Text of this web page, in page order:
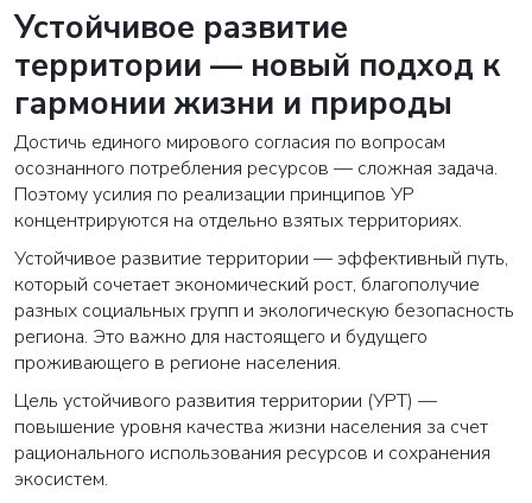
Устойчивое развитие
территории — новый подход к
гармонии жизни и природы
Достичь единого мирового согласия по вопросам
осознанного потребления ресурсов — сложная задача.
Поэтому усилия по реализации принципов УР
концентрируются на отдельно взятых территориях.
Устойчивое развитие территории — эффективный путь,
который сочетает экономический рост, благополучие
разных социальных групп и экологическую безопасность
региона. Это важно для настоящего и будущего
проживающего в регионе населения.
Цель устойчивого развития территории (УРТ) —
повышение уровня качества жизни населения за счет
рационального использования ресурсов и сохранения
экосистем.